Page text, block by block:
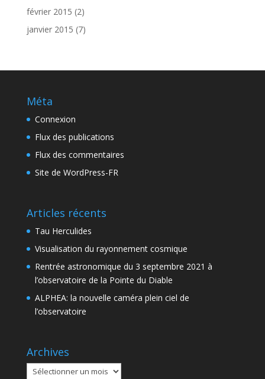
février 2015 (2)
janvier 2015 (7)
Méta
Connexion
Flux des publications
Flux des commentaires
Site de WordPress-FR
Articles récents
Tau Herculides
Visualisation du rayonnement cosmique
Rentrée astronomique du 3 septembre 2021 à
l’observatoire de la Pointe du Diable
ALPHEA: la nouvelle caméra plein ciel de
l’observatoire
Archives
Archives